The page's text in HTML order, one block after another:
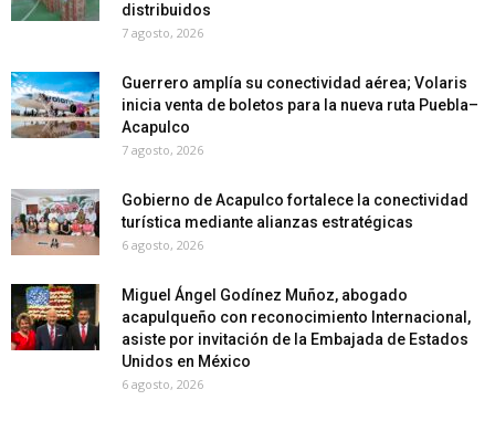
distribuidos
7 agosto, 2026
Guerrero amplía su conectividad aérea; Volaris
inicia venta de boletos para la nueva ruta Puebla–
Acapulco
7 agosto, 2026
Gobierno de Acapulco fortalece la conectividad
turística mediante alianzas estratégicas
6 agosto, 2026
Miguel Ángel Godínez Muñoz, abogado
acapulqueño con reconocimiento Internacional,
asiste por invitación de la Embajada de Estados
Unidos en México
6 agosto, 2026